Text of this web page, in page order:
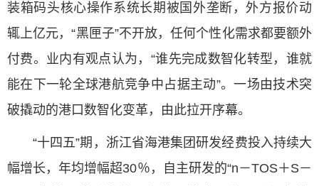
装箱码头核心操作系统长期被国外垄断，外方报价动
辄上亿元，“黑匣子”不开放，任何个性化需求都要额外
付费。业内有观点认为，“谁先完成数智化转型，谁就
能在下一轮全球港航竞争中占据主动”。一场由技术突
破撬动的港口数智化变革，由此拉开序幕。
“十四五”期，浙江省海港集团研发经费投入持续大
幅增长，年均增幅超30％，自主研发的“n－TOS＋S－